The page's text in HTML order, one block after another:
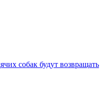
собак будут возвращать